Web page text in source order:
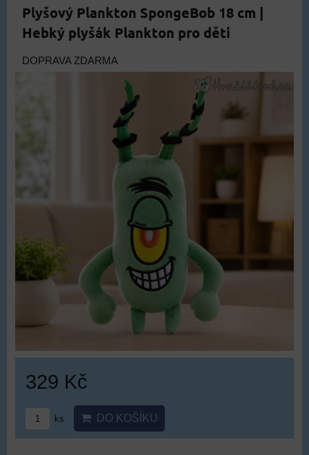
Plyšový Plankton SpongeBob 18 cm |
Hebký plyšák Plankton pro děti
DOPRAVA ZDARMA
329 Kč
ks DO KOŠÍKU